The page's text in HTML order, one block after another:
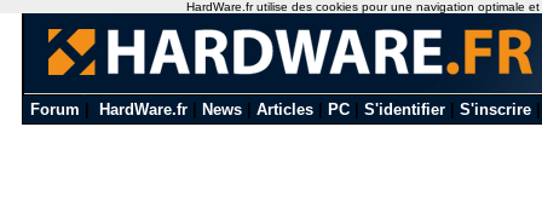
Forum HardWare.fr News Articles PC S'identifier S'inscrire
HardWare.fr utilise des cookies pour une navigation optimale